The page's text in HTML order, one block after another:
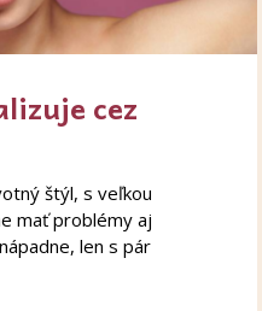
cez
štýl, s veľkou
mať problémy aj
len s pár